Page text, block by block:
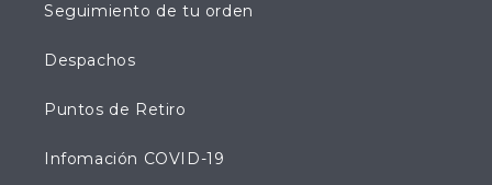
Seguimiento de tu orden
Despachos
Puntos de Retiro
Infomación COVID-19